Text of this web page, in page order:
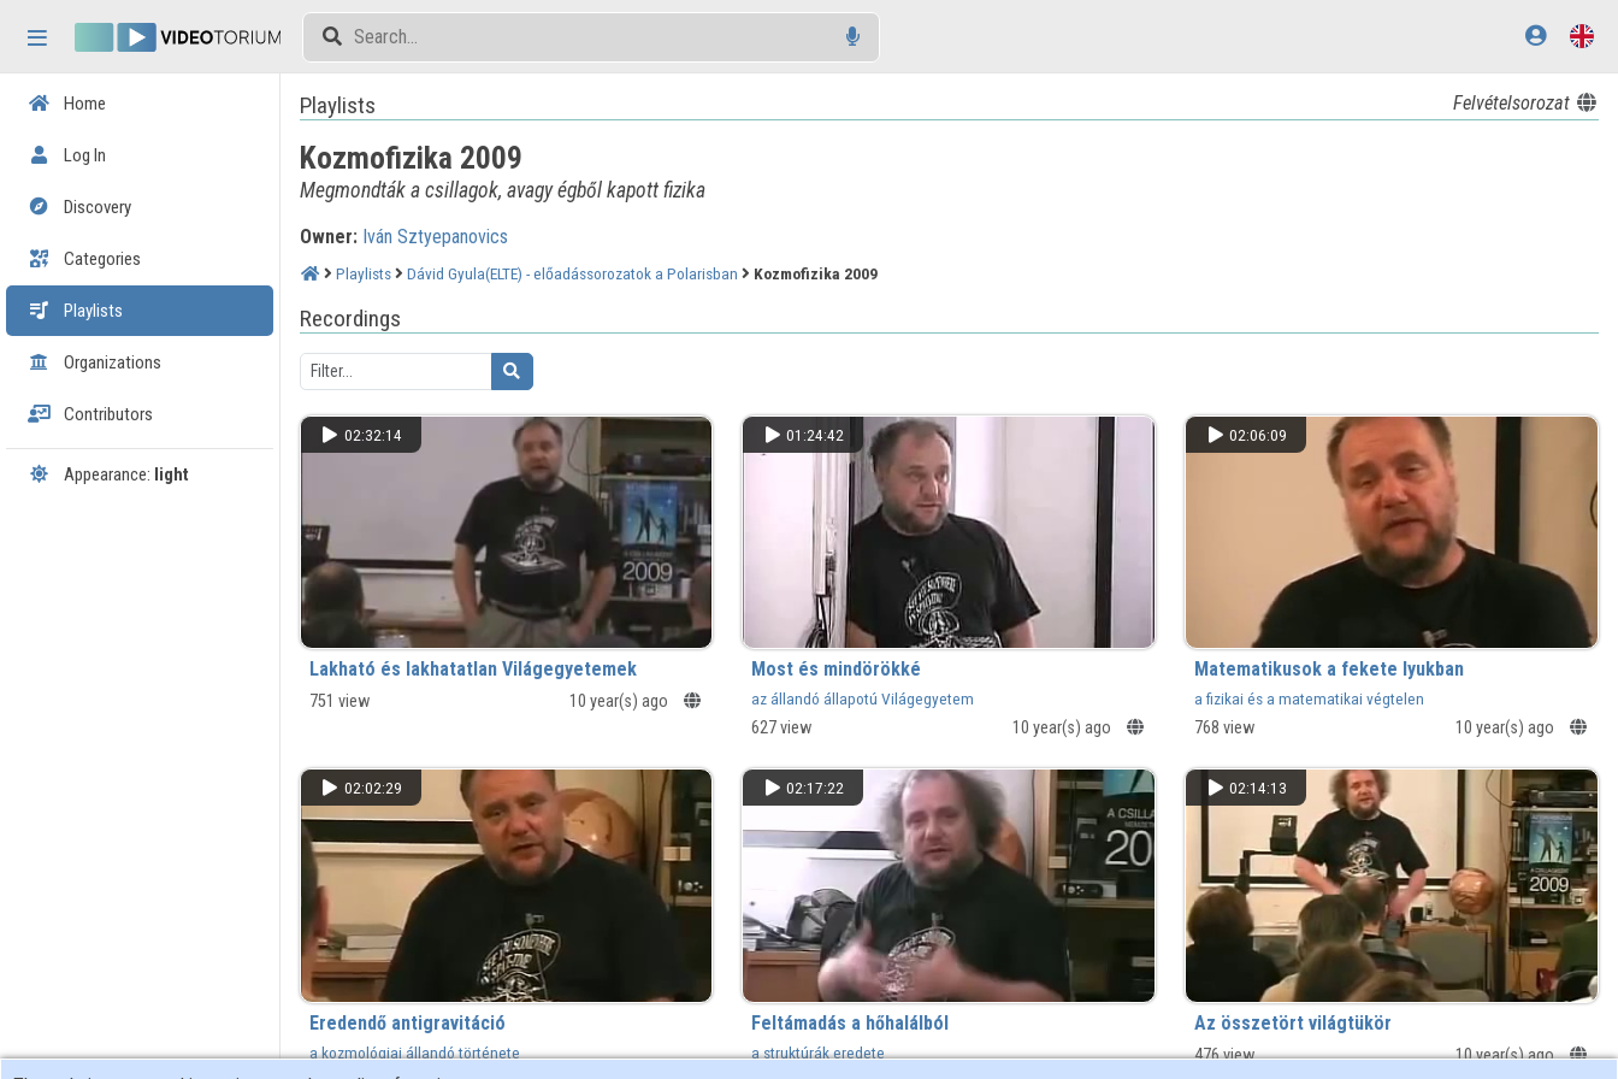
Home
Log In
Discovery
Categories
Playlists
Organizations
Contributors
Appearance: light
Playlists Felvételsorozat
Kozmofizika 2009
Megmondták a csillagok, avagy égből kapott fizika
Owner: Iván Sztyepanovics
Playlists Dávid Gyula(ELTE) - előadássorozatok a Polarisban Kozmofizika 2009
Recordings
02:32:14
Lakható és lakhatatlan Világegyetemek
751 view 10 year(s) ago
01:24:42
Most és mindörökké
az állandó állapotú Világegyetem
627 view 10 year(s) ago
02:06:09
Matematikusok a fekete lyukban
a fizikai és a matematikai végtelen
768 view 10 year(s) ago
02:02:29
Eredendő antigravitáció
a kozmológiai állandó története
02:17:22
Feltámadás a hőhalálból
a struktúrák eredete
02:14:13
Az összetört világtükör
476 view 10 year(s) ago